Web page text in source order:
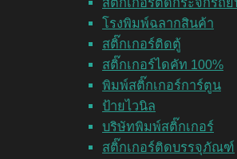
โรงพิมพ์ฉลากสินค้า
สติ๊กเกอร์ติดตู้
สติ๊กเกอร์ไดคัท 100%
พิมพ์สติ๊กเกอร์การ์ตูน
ป้ายไวนิล
บริษัทพิมพ์สติ๊กเกอร์
สติ๊กเกอร์ติดบรรจุภัณฑ์